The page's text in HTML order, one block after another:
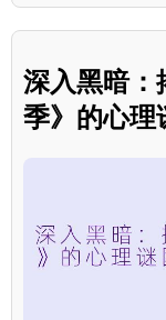
深入黑暗：
季》的心理